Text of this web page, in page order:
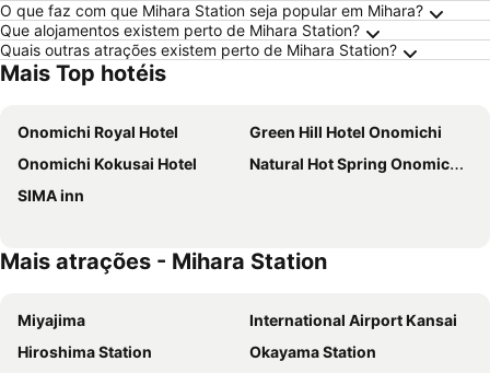
O que faz com que Mihara Station seja popular em Mihara?
Que alojamentos existem perto de Mihara Station?
Quais outras atrações existem perto de Mihara Station?
Mais Top hotéis
Onomichi Royal Hotel
Green Hill Hotel Onomichi
Onomichi Kokusai Hotel
Natural Hot Spring Onomichi Minato Kan
SIMA inn
Mais atrações - Mihara Station
Miyajima
International Airport Kansai
Hiroshima Station
Okayama Station